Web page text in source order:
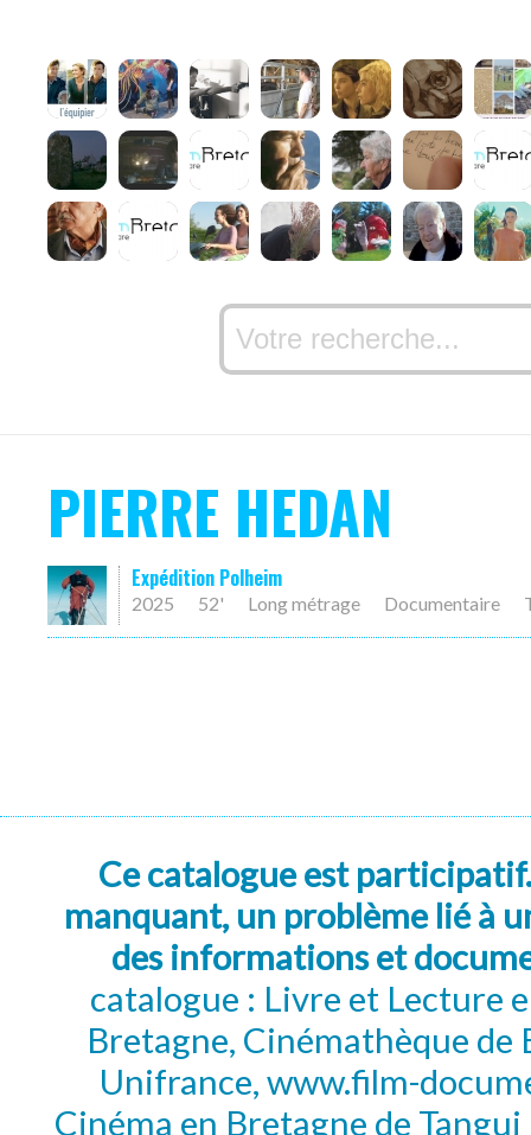
PIERRE HEDAN
Expédition Polheim
2025 52' Long métrage Documentaire
Ce catalogue est
manquant, un problème lié à
des informations et
catalogue : Livre et Lecture
Bretagne, Cinémathèque de
Unifrance, www.film-
Cinéma en Bretagne de